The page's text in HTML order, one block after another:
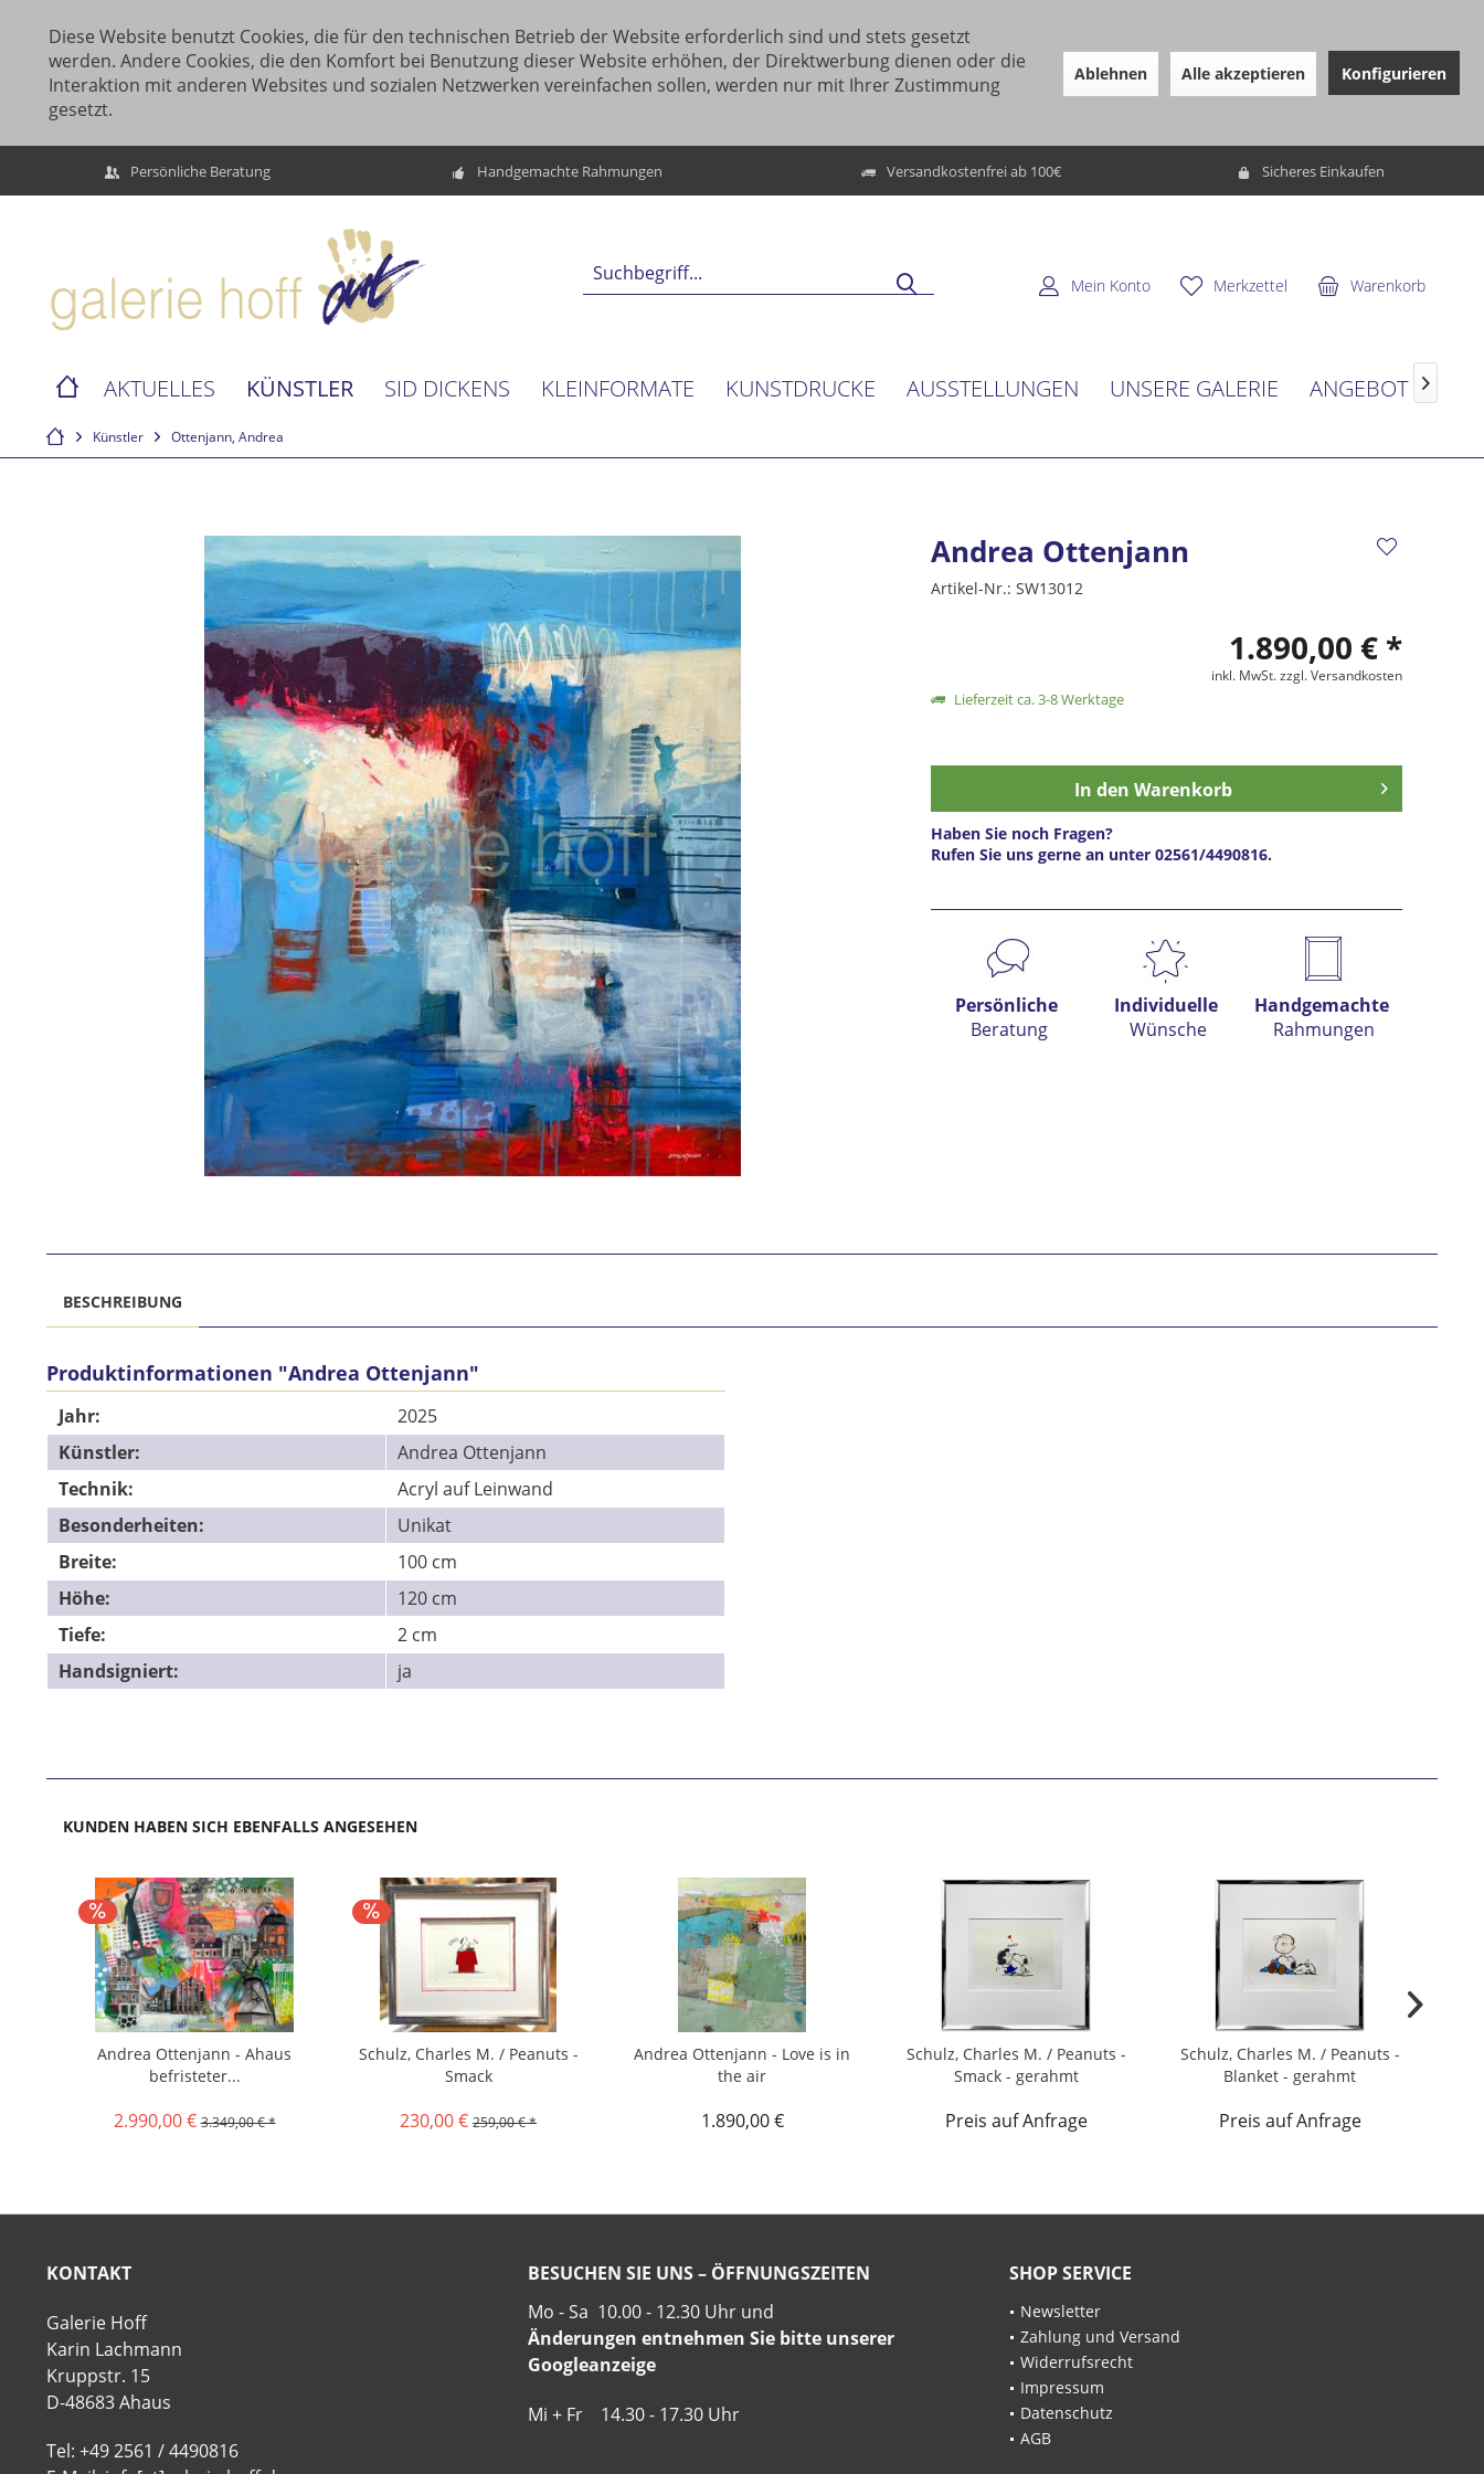
Diese Website benutzt Cookies, die für den technischen Betrieb der Website erforderlich sind und stets gesetzt
werden. Andere Cookies, die den Komfort bei Benutzung dieser Website erhöhen, der Direktwerbung dienen oder die
Interaktion mit anderen Websites und sozialen Netzwerken vereinfachen sollen, werden nur mit Ihrer Zustimmung
gesetzt.
Ablehnen Alle akzeptieren Konfigurieren
Persönliche Beratung Handgemachte Rahmungen Versandkostenfrei ab 100€ Sicheres Einkaufen
Warenkorb
Merkzettel
Mein Konto
AKTUELLES KÜNSTLER SID DICKENS KLEINFORMATE KUNSTDRUCKE AUSSTELLUNGEN UNSERE GALERIE ANGEBOT 
Künstler Ottenjann, Andrea
Andrea Ottenjann
Artikel-Nr.: SW13012
1.890,00 € *
inkl. MwSt.zzgl. Versandkosten
Lieferzeit ca. 3-8 Werktage
In den Warenkorb
Haben Sie noch Fragen?
Rufen Sie uns gerne an unter 02561/4490816.
Preis anfragen
Persönliche
Beratung
Individuelle
Wünsche
Handgemachte
Rahmungen
BESCHREIBUNG
Produktinformationen "Andrea Ottenjann"
Jahr:
2025
Künstler:
Andrea Ottenjann
Technik:
Acryl auf Leinwand
Besonderheiten:
Unikat
Breite:
100 cm
Höhe:
120 cm
Tiefe:
2 cm
Handsigniert:
ja
KUNDEN HABEN SICH EBENFALLS ANGESEHEN
Andrea Ottenjann - Ahaus
befristeter...
2.990,00 € 3.349,00 € *
Schulz, Charles M. / Peanuts -
Smack
230,00 € 259,00 € *
Andrea Ottenjann - Love is in
the air
1.890,00 €
Schulz, Charles M. / Peanuts -
Smack - gerahmt
Preis auf Anfrage
Schulz, Charles M. / Peanuts -
Blanket - gerahmt
Preis auf Anfrage
KONTAKT
Galerie Hoff
Karin Lachmann
Kruppstr. 15
D-48683 Ahaus
Tel: +49 2561 / 4490816
BESUCHEN SIE UNS – ÖFFNUNGSZEITEN
Mo - Sa 10.00 - 12.30 Uhr und
Änderungen entnehmen Sie bitte unserer
Googleanzeige
Mi + Fr 14.30 - 17.30 Uhr
SHOP SERVICE
Newsletter
Zahlung und Versand
Widerrufsrecht
Impressum
Datenschutz
AGB